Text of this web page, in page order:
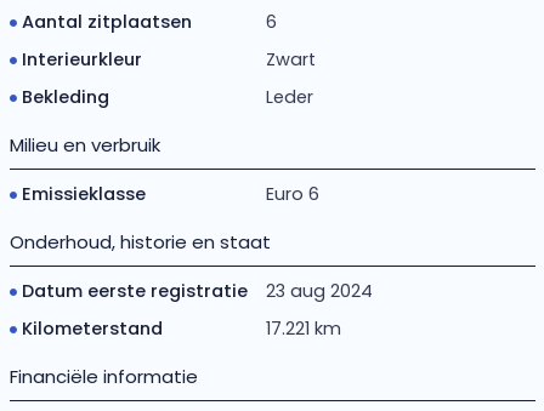
Aantal zitplaatsen
6
Interieurkleur
Zwart
Bekleding
Leder
Milieu en verbruik
Emissieklasse Euro 6
Onderhoud, historie en staat
Datum eerste registratie
23 aug 2024
Kilometerstand
17.221 km
Financiële informatie